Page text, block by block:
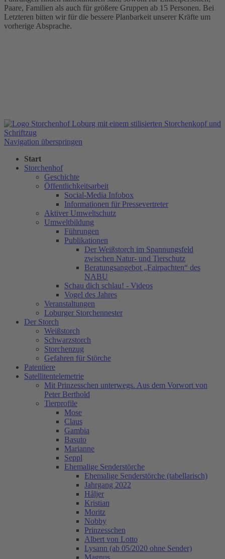
Paare, Familien als auch für größere Gruppen ab 15 Personen. Bei
Letzteren bitten wir für die bessere Planbarkeit unserer Kräfte um
vorherige Absprache.
Navigation überspringen
Start
Storchenhof
Geschichte
Öffentlichkeitsarbeit
Social-Media Infobox
Informationen für Pressevertreter
Aktiver Umweltschutz
Umweltbildung
Führungen
Publikationen
Der Weißstorch im Spannungsfeld
zwischen Natur- und Tierschutz
Beratungsangebot „Fairpachten“ des
NABU
Schau dich schlau! - Videos
Vogel des Jahres
Veranstaltungen
Loburger Storchennester
Der Storch
Weißstorch
Schwarzstorch
Storchenzug
Gefahren für Störche
Patentiere
Satellitentelemetrie
Mit Prinzesschen unterwegs. Aus dem Vorwort von
Peter Berthold
Tierprofile
Mose
Claus
Gambia
Basuto
Marianne
Seppl
Ehemalige Senderstörche
Ehemalige Senderstörche (tabellarisch)
Jahrgang 2022
Håljer
Kristian
Moritz
Nobby
Prinzesschen
Albert von Lotto
Lysann (ab 05/2020 ohne Sender)
Magnus